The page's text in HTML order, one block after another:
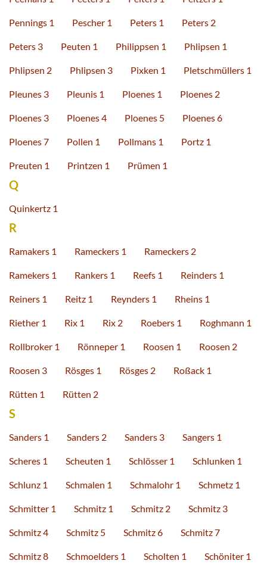
Pennings 1 Pescher 1 Peters 1 Peters 2
Peters 3 Peuten 1 Philippsen 1 Phlipsen 1
Phlipsen 2 Phlipsen 3 Pixken 1 Pletschmüllers 1
Pleunes 3 Pleunis 1 Ploenes 1 Ploenes 2
Ploenes 3 Ploenes 4 Ploenes 5 Ploenes 6
Ploenes 7 Pollen 1 Pollmans 1 Portz 1
Preuten 1 Printzen 1 Prümen 1
Q
Quinkertz 1
R
Ramakers 1 Rameckers 1 Rameckers 2
Ramekers 1 Rankers 1 Reefs 1 Reinders 1
Reiners 1 Reitz 1 Reynders 1 Rheins 1
Riether 1 Rix 1 Rix 2 Roebers 1 Roghmann 1
Rollbroker 1 Rönneper 1 Roosen 1 Roosen 2
Roosen 3 Rösges 1 Rösges 2 Roßack 1
Rütten 1 Rütten 2
S
Sanders 1 Sanders 2 Sanders 3 Sangers 1
Scheres 1 Scheuten 1 Schlösser 1 Schlunken 1
Schlunz 1 Schmalen 1 Schmalohr 1 Schmetz 1
Schmitter 1 Schmitz 1 Schmitz 2 Schmitz 3
Schmitz 4 Schmitz 5 Schmitz 6 Schmitz 7
Schmitz 8 Schmoelders 1 Scholten 1 Schöniter 1